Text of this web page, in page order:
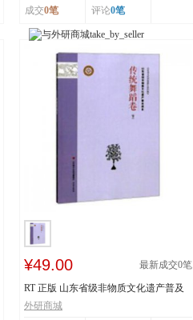
成交0笔 评论0笔
¥49.00 最新成交0笔
RT 正版 山东省级非物质文化遗产普及
读本:下:传统舞...
外研商城